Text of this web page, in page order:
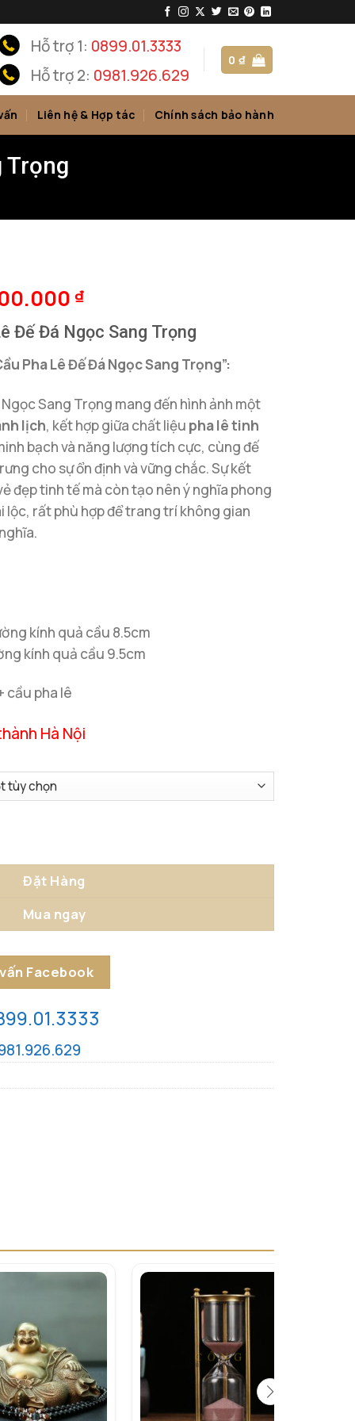
Hỗ trợ 1: 0899.01.3333
Hỗ trợ 2: 0981.926.629
0₫
Liên hệ & Hợp tác Chính sách bảo hành
Trọng
₫
Đế Đá Ngọc Sang Trọng
Pha Lê Đế Đá Ngọc Sang Trọng”:
Sang Trọng mang đến hình ảnh một
lịch, kết hợp giữa chất liệu pha lê tinh
bạch và năng lượng tích cực, cùng đế
cho sự ổn định và vững chắc. Sự kết
đẹp tinh tế mà còn tạo nên ý nghĩa phong
lộc, rất phù hợp để trang trí không gian
kính quả cầu 8.5cm
kính quả cầu 9.5cm
cầu pha lê
Hà Nội
Ngọc Sang Trọng số lượng
Đặt Hàng
Mua ngay
Facebook